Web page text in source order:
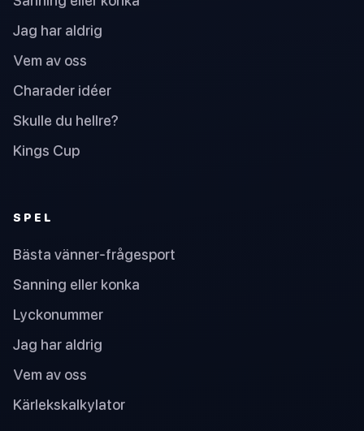
Jag har aldrig
Vem av oss
Charader idéer
Skulle du hellre?
Kings Cup
SPEL
Bästa vänner-frågesport
Sanning eller konka
Lyckonummer
Jag har aldrig
Vem av oss
Kärlekskalkylator